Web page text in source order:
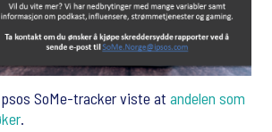
SoMe-tracker viste at andelen som
.